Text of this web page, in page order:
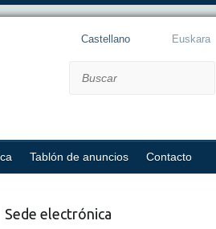
Castellano Euskara
Tablón de anuncios Contacto
Sede electrónica